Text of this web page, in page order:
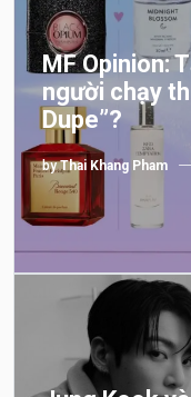
MF Opinion:
người chạy
Dupe”?
byThai Khang Pham